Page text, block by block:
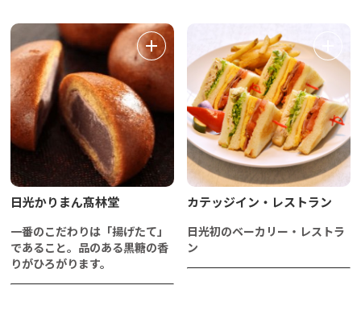
日光かりまん髙林堂
一番のこだわりは「揚げたて」
であること。品のある黒糖の香
りがひろがります。
カテッジイン・レストラン
日光初のベーカリー・レストラ
ン